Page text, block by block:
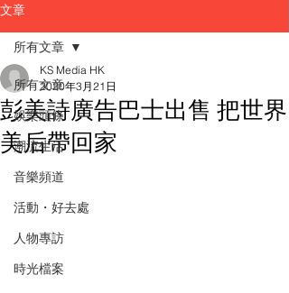
文章
所有文章
娛樂頭條
潮流生活
音樂頻道
活動・好去處
人物專訪
時光檔案
所有文章
彭美詩廣告巴士出售 把世界
美后帶回家
KS Media HK
2020年3月21日